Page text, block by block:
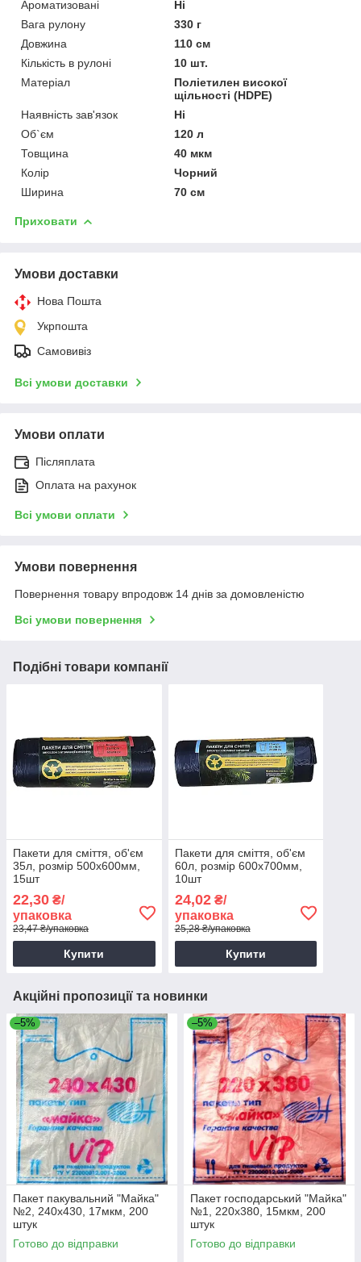
Ароматизовані
Ні
Вага рулону
330 г
Довжина
110 см
Кількість в рулоні
10 шт.
Матеріал
Поліетилен високої
щільності (HDPE)
Наявність зав'язок
Ні
Об`єм
120 л
Товщина
40 мкм
Колір
Чорний
Ширина
70 см
Приховати
Умови доставки
Нова Пошта
Укрпошта
Самовивіз
Всі умови доставки
Умови оплати
Післяплата
Оплата на рахунок
Всі умови оплати
Умови повернення
Повернення товару впродовж 14 днів за домовленістю
Всі умови повернення
Подібні товари компанії
Пакети для сміття, об'єм
35л, розмір 500х600мм,
15шт
22,30 ₴/
упаковка
23,47 ₴/упаковка
Купити
Пакети для сміття, об'єм
60л, розмір 600х700мм,
10шт
24,02₴/
упаковка
25,28 ₴/упаковка
Купити
Акційні пропозиції та новинки
–5%
Пакет пакувальний "Майка"
№2, 240х430, 17мкм, 200
штук
Готово до відправки
–5%
Пакет господарський "Майка"
№1, 220х380, 15мкм, 200
штук
Готово до відправки